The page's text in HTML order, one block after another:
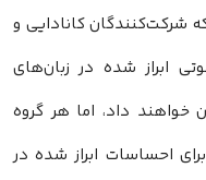
شرکت‌کنندگان کانادایی و
ابراز شده در زبان‌های
خواهند داد، اما هر گروه
احساسات ابراز شده در